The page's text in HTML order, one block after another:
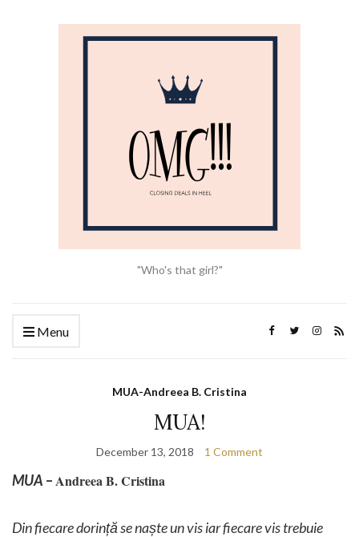
"Who's that girl?"
Menu
MUA-Andreea B. Cristina
MUA!
December 13, 2018 1 Comment
MUA –Andreea B. Cristina
Din fiecare dorință se naște un vis iar fiecare vis trebuie